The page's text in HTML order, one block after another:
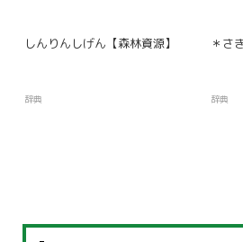
しんりんしげん【森林資源】
辞典
＊さ
辞典